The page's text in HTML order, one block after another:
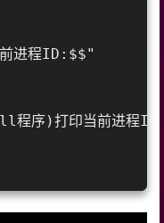
进程ID:$$"
程序)打印当前进程